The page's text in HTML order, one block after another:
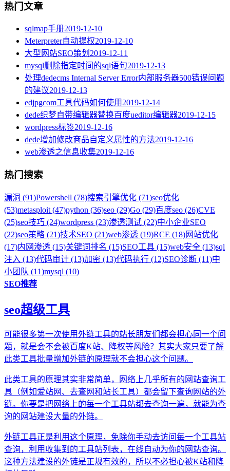
热门文章
sqlmap手册2019-12-10
Meterpreter自动提权2019-12-10
大型网站SEO策划 2019-12-11
mysql删除指定时间的sql语句2019-12-13
处理dedecms Internal Server Error内部服务器500错误问题
的建议2019-12-13
edjpgcom工具代码如何使用 2019-12-14
dede织梦自带编辑器替换百度ueditor编辑器2019-12-15
wordpress标签2019-12-16
dede增加修改商品自定义属性的方法2019-12-16
web渗透之信息收集2019-12-16
热门搜索
漏洞 (91)Powershell (78)搜索引擎优化 (71)seo优化
(53)metasploit (47)python (36)seo (29)Go (29)百度seo (26)CVE
(25)seo技巧 (24)wordpress (23)渗透测试 (22)中小企业SEO
(22)seo策略 (21)技术SEO (21)web渗透 (19)RCE (18)网站优化
(17)内网渗透 (15)关键词排名 (15)SEO工具 (15)web安全 (13)sql
注入 (13)代码审计 (13)加密 (13)代码执行 (12)SEO诊断 (11)中
小团队 (11)mysql (10)
SEO推荐
seo超级工具
可能很多第一次使用外链工具的站长朋友们都会担心同一个问
题，就是会不会被百度K站、降权等风险？其实大家只要了解
此类工具批量增加外链的原理就不会担心这个问题。
此类工具的原理其实非常简单，网络上几乎所有的网站查询工
具（例如爱站网、去查网和站长工具）都会留下查询网站的外
链。你要是把网络上的每一个工具站都去查询一遍，就能为查
询的网站建设大量的外链。
外链工具正是利用这个原理，免除你手动去访问每一个工具站
查询，利用收集到的工具站列表，在线自动为你的网站查询。
这种方法建设的外链是正规有效的，所以不必担心被K站和降